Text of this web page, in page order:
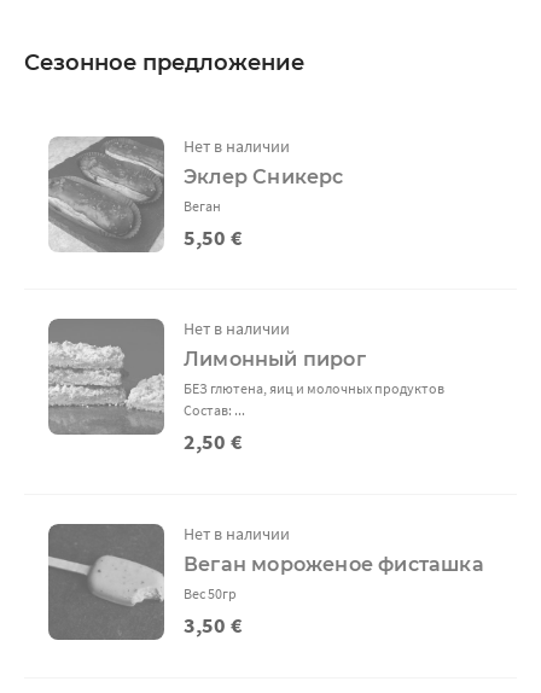
Сезонное предложение
Эклер Сникерс
5,50 €
Нет в наличии
Веган
Лимонный пирог
2,50 €
Нет в наличии
БЕЗ глютена, яиц и молочных продуктов
Состав: ...
Веган мороженое фисташка
3,50 €
Нет в наличии
Вес 50гр